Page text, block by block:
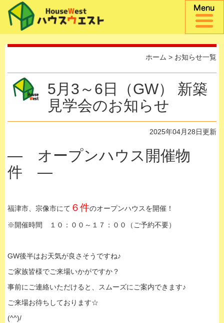
ホーム > お知らせ一覧
5月3～6日（GW） 新築
見学会のお知らせ
2025年04月28日更新
— オープンハウス開催物
件 —
福津市、宗像市にて ６件のオープンハウスを開催！
※開催時間 １０：００～１７：００（ご予約不要）
GW後半はお天気が良さそうですね♪
ご家族皆様でご来場いかがですか？
事前にご連絡いただけると、スムーズにご案内できます♪
ご来場お待ちしております☆
(^^)/